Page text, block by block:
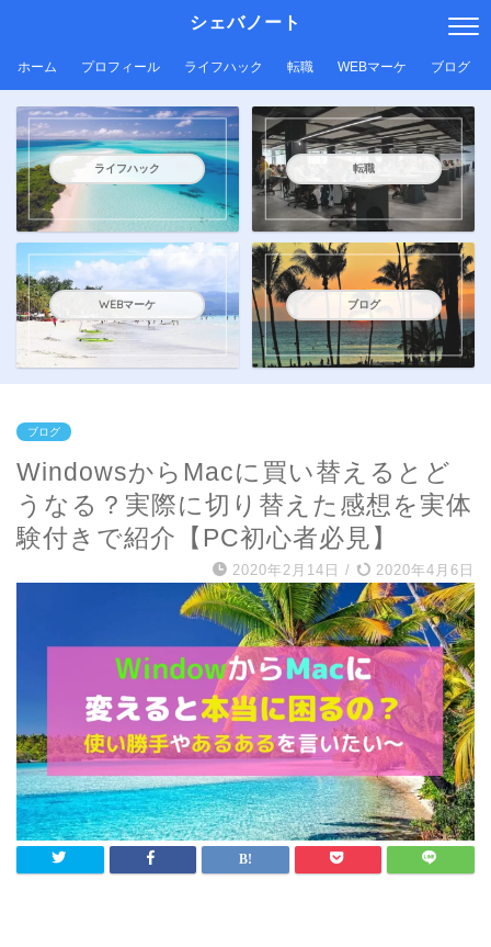
シェバノート
ホーム プロフィール ライフハック 転職 WEBマーケ ブログ
ライフハック 転職
WEBマーケ ブログ
ブログ
WindowsからMacに買い替えるとど
うなる？実際に切り替えた感想を実体
験付きで紹介【PC初心者必見】
2020年2月14日 / 2020年4月6日